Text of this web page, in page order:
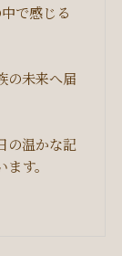
で感じる
の未来へ届
の温かな記
す。